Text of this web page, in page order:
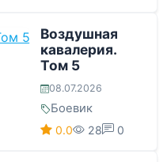
Воздушная
кавалерия.
Том 5
08.07.2026
Боевик
0.0 28 0